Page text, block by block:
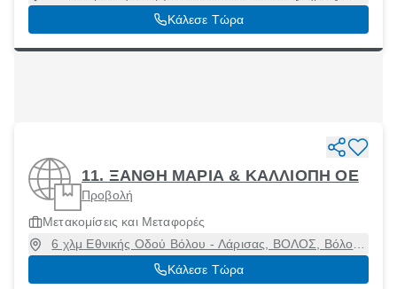
Μαγνησία, 38334
Κάλεσε Τώρα
11. ΞΑΝΘΗ ΜΑΡΙΑ & ΚΑΛΛΙΟΠΗ ΟΕ
Προβολή
Μετακομίσεις και Μεταφορές
6 χλμ Εθνικής Οδού Βόλου - Λάρισας, ΒΟΛΟΣ, Βόλος
[Δήμος], Μαγνησία, 38500
Κάλεσε Τώρα